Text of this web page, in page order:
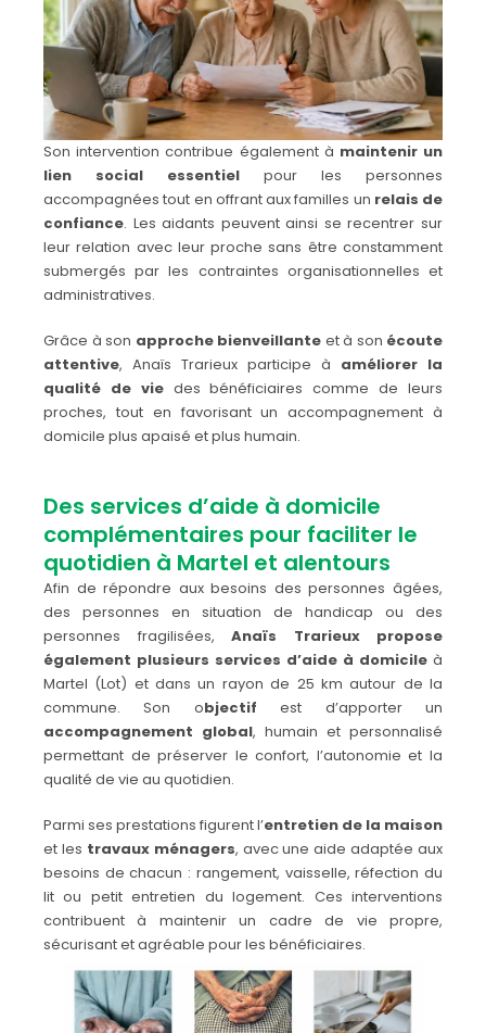
Son intervention contribue également à maintenir un
lien social essentiel pour les personnes
accompagnées tout en offrant aux familles un relais de
confiance. Les aidants peuvent ainsi se recentrer sur
leur relation avec leur proche sans être constamment
submergés par les contraintes organisationnelles et
administratives.
Grâce à son approche bienveillante et à son écoute
attentive, Anaïs Trarieux participe à améliorer la
qualité de viedes bénéficiaires comme de leurs
proches, tout en favorisant un accompagnement à
domicile plus apaisé et plus humain.
Des services d’aide à domicile
complémentaires pour faciliter le
quotidien à Martel et alentours
Afin de répondre aux besoins des personnes âgées,
des personnes en situation de handicap ou des
personnes fragilisées, Anaïs Trarieux propose
également plusieurs services d’aide à domicile à
Martel (Lot) et dans un rayon de 25 km autour de la
commune. Son objectif est d’apporter un
accompagnement global, humain et personnalisé
permettant de préserver le confort, l’autonomie et la
qualité de vie au quotidien.
Parmi ses prestations figurent l’entretien de la maison
et les travaux ménagers, avec une aide adaptée aux
besoins de chacun : rangement, vaisselle, réfection du
lit ou petit entretien du logement. Ces interventions
contribuent à maintenir un cadre de vie propre,
sécurisant et agréable pour les bénéficiaires.